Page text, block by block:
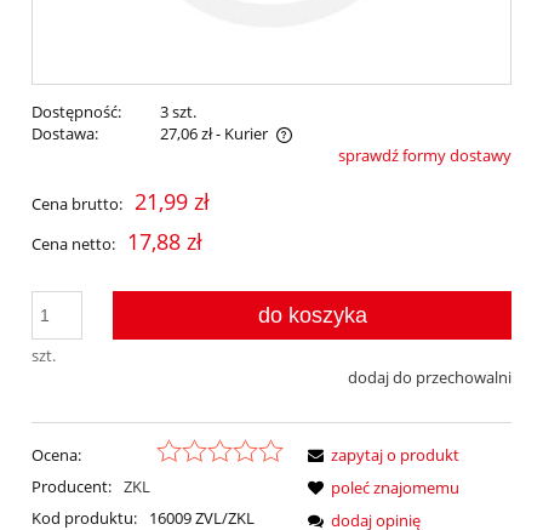
Dostępność:
3 szt.
Dostawa:
27,06 zł- Kurier
Cena nie zawiera ewentualnych kosztów płatnościsprawdź formy dostawy
Cena brutto: 21,99 zł
Cena netto: 17,88 zł
szt.
do koszyka
dodaj do przechowalni
Ocena:
Producent: ZKL
Kod produktu:
16009 ZVL/ZKL
zapytaj o produkt
poleć znajomemu
dodaj opinię